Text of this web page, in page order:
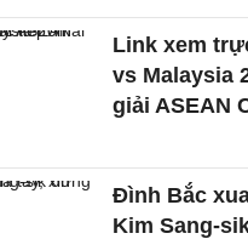
Link xem
vs Malaysia
giải ASEAN
Đình Bắc
Kim Sang-